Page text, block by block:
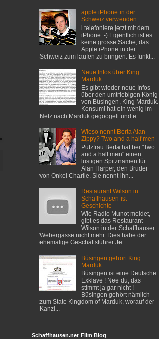
apple iPhone in der
Schweiz verwenden
i telefoniere jetzt mit dem
iPhone :-) Eigentlich ist es
keine grosse Sache, das
Apple iPhone in der
Schweiz zum laufen zu bringen. Es funkt...
Neue Infos über King
Marduk
Es gibt wieder neue Infos
über den umtriebigen König
von Büsingen, King Marduk.
Konsumi hat ein wenig im
Netz nach Marduk gegoogelt und e...
Wieso nennt Berta Alan
Zippy? Two and a half men
Putzfrau Berta hat bei "Two
and a half men" einen
lustigen Spitznamen für
Alan Harper, den Bruder
von Onkel Charlie. Sie nennt ihn...
Restaurant Wilson in
Schaffhausen ist
Geschichte
Wie Radio Munot meldet,
gibt es das Restaurant
Wilson in der Schaffhauser
Webergasse nicht mehr. Dies habe der
ehemalige Geschäftsführer Je...
Büsingen gehört King
Marduk
Büsingen ist eine Deutsche
Exklave ! Nee du, das
stimmt ja gar nicht !
Büsingen gehört nämlich
zum State Kingdom of Marduk, worauf der
Kanzl...
Schaffhausen.net Film Blog